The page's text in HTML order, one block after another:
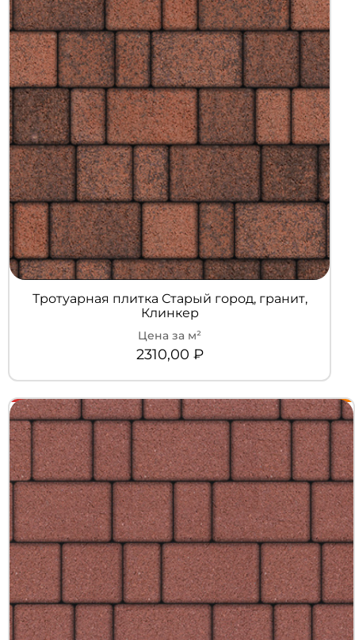
+7 (3452) 600-302
Тротуарная плитка Старый город, гранит,
Клинкер
2310,00 ₽